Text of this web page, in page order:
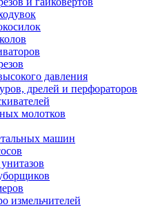
давления
дрелей и перфораторов
молотков
машин
измельчителей